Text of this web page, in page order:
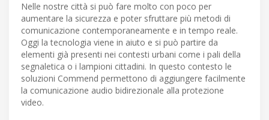
Nelle nostre città si può fare molto con poco per
aumentare la sicurezza e poter sfruttare più metodi di
comunicazione contemporaneamente e in tempo reale.
Oggi la tecnologia viene in aiuto e si può partire da
elementi già presenti nei contesti urbani come i pali della
segnaletica o i lampioni cittadini. In questo contesto le
soluzioni Commend permettono di aggiungere facilmente
la comunicazione audio bidirezionale alla protezione
video.